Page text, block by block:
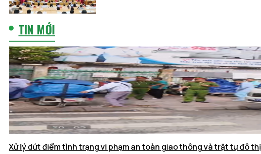
TIN MỚI
Xử lý dứt điểm tình trạng vi phạm an toàn giao thông và trật tự đô thị